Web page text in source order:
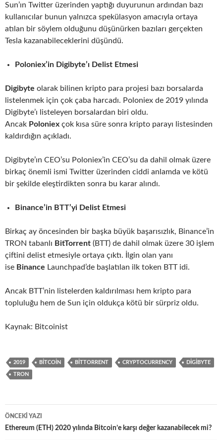
Sun’ın Twitter üzerinden yaptığı duyurunun ardından bazı
kullanıcılar bunun yalnızca spekülasyon amacıyla ortaya
atılan bir söylem olduğunu düşünürken bazıları gerçekten
Tesla kazanabileceklerini düşündü.
Poloniex’in Digibyte’ı Delist Etmesi
Digibyte olarak bilinen kripto para projesi bazı borsalarda
listelenmek için çok çaba harcadı. Poloniex de 2019 yılında
Digibyte’ı listeleyen borsalardan biri oldu.
Ancak Poloniex çok kısa süre sonra kripto parayı listesinden
kaldırdığın açıkladı.
Digibyte’ın CEO’su Poloniex’in CEO’su da dahil olmak üzere
birkaç önemli ismi Twitter üzerinden ciddi anlamda ve kötü
bir şekilde eleştirdikten sonra bu karar alındı.
Binance’in BTT’yi Delist Etmesi
Birkaç ay öncesinden bir başka büyük başarısızlık, Binance’in
TRON tabanlı BitTorrent (BTT) de dahil olmak üzere 30 işlem
çiftini delist etmesiyle ortaya çıktı. İlgin olan yanı
ise Binance Launchpad’de başlatılan ilk token BTT idi.
Ancak BTT’nin listelerden kaldırılması hem kripto para
topluluğu hem de Sun için oldukça kötü bir sürpriz oldu.
Kaynak: Bitcoinist
2019 BITCOIN BITTORRENT CRYPTOCURRENCY DIGIBYTE
TRON
Yazı
dolaşımı
ÖNCEKI YAZI
Ethereum (ETH) 2020 yılında Bitcoin’e karşı değer kazanabilecek mi?